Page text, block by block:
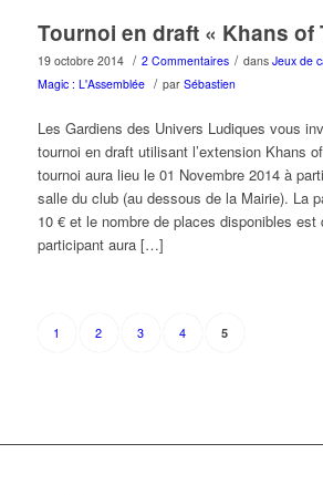
Tournoi en draft « Khans of
19 octobre 2014 / 2 Commentaires / dans Jeux de
Magic : L'Assemblée / par Sébastien
Les Gardiens des Univers Ludiques vous
tournoi en draft utilisant l’extension Khans
tournoi aura lieu le 01 Novembre 2014 à
salle du club (au dessous de la Mairie). La
10 € et le nombre de places disponibles est
participant aura […]
1 2 3 4 5